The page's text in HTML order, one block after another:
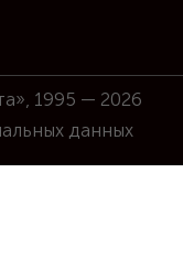
1995 — 2026
данных